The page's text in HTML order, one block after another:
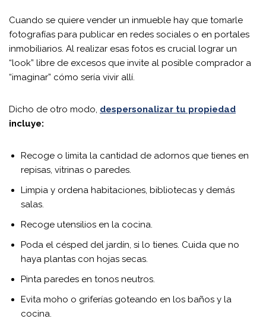
Cuando se quiere vender un inmueble hay que tomarle
fotografías para publicar en redes sociales o en portales
inmobiliarios. Al realizar esas fotos es crucial lograr un
“look” libre de excesos que invite al posible comprador a
“imaginar” cómo sería vivir allí.
Dicho de otro modo, despersonalizar tu propiedad
incluye:
Recoge o limita la cantidad de adornos que tienes en
repisas, vitrinas o paredes.
Limpia y ordena habitaciones, bibliotecas y demás
salas.
Recoge utensilios en la cocina.
Poda el césped del jardín, si lo tienes. Cuida que no
haya plantas con hojas secas.
Pinta paredes en tonos neutros.
Evita moho o griferías goteando en los baños y la
cocina.